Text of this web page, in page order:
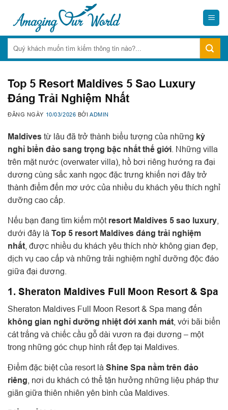
Top 5 Resort Maldives 5 Sao Luxury
Đáng Trải Nghiệm Nhất
ĐĂNG NGÀY 10/03/2026 BỞIADMIN
Maldives từ lâu đã trở thành biểu tượng của những kỳ
nghỉ biển đảo sang trọng bậc nhất thế giới . Những villa
trên mặt nước (overwater villa), hồ bơi riêng hướng ra đại
dương cùng sắc xanh ngọc đặc trưng khiến nơi đây trở
thành điểm đến mơ ước của nhiều du khách yêu thích nghỉ
dưỡng cao cấp.
Nếu bạn đang tìm kiếm một resort Maldives 5 sao luxury
dưới đây là Top 5 resort Maldives đáng trải nghiệm
nhất , được nhiều du khách yêu thích nhờ không gian đẹp,
dịch vụ cao cấp và những trải nghiệm nghỉ dưỡng độc đáo
giữa đại dương.
1. Sheraton Maldives Full Moon Resort & Spa
Sheraton Maldives Full Moon Resort & Spa mang đến
không gian nghỉ dưỡng nhiệt đới xanh mát , với bãi biển
cát trắng và chiếc cầu gỗ dài vươn ra đại dương – một
trong những góc chụp hình rất đẹp tại Maldives.
Điểm đặc biệt của resort là Shine Spa nằm trên đảo
riêng , nơi du khách có thể tận hưởng những liệu pháp thư
giãn giữa thiên nhiên yên bình của Maldives.